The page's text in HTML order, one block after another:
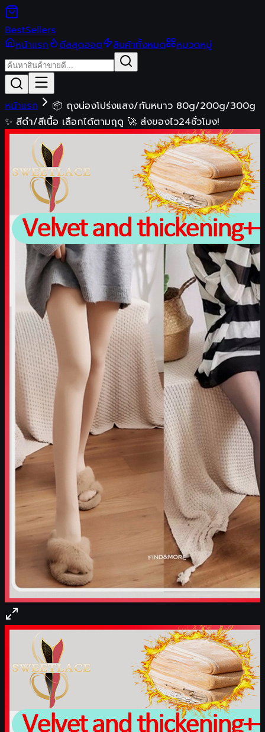
BestSellers
หน้าแรก
ดีลสุดฮอต สินค้าทั้งหมด หมวดหมู่
หน้าแรก
📦 ถุงน่องโปร่งแสง/กันหนาว 80g/200g/300g
✨ สีดำ/สีเนื้อ เลือกได้ตามฤดู 🚀 ส่งของไว24ชั่วโมง!